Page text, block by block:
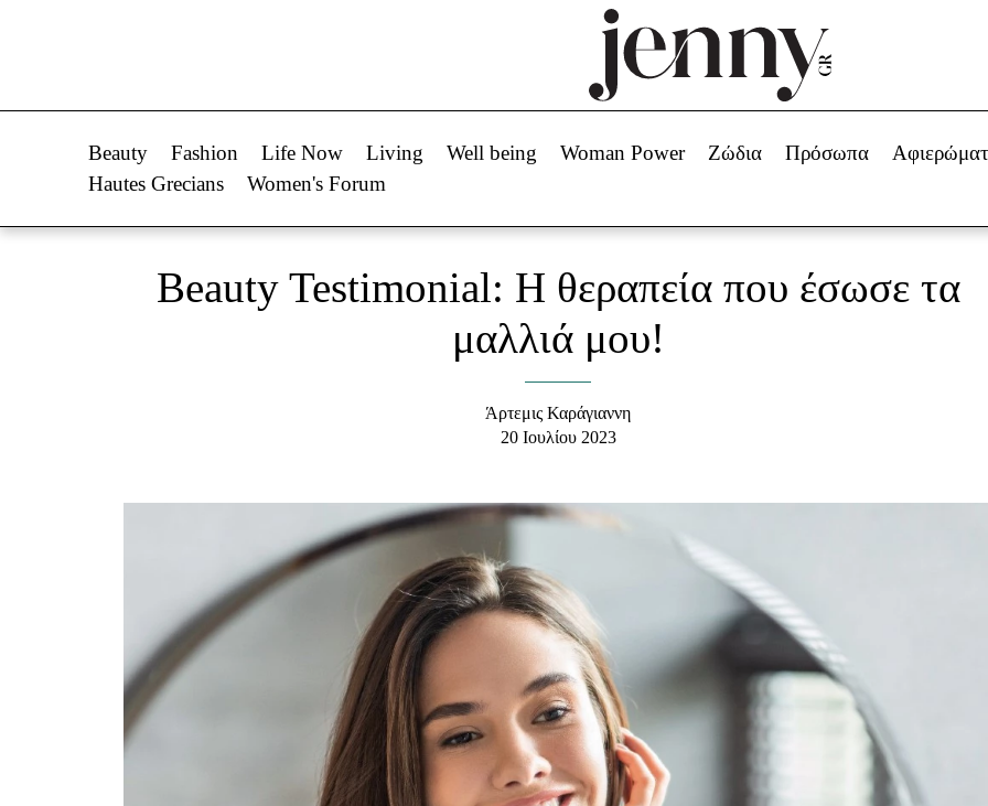
Styling Tips
Fashion News
Beauty -
Ομορφιά
Skincare
Μακιγιάζ
Πρόσωπα
Συνεντεύξεις
Ask the Guru
Success Stories
Αφιερώματα ΒΟΞ Χωρίς Ταμπέλες
Hautes Grecians Γάμος Market News
Beauty Fashion Life Now Living Well being Woman Power Ζώδια Πρόσωπα
Hautes Grecians
Women's Forum
Beauty Testimonial: Η θεραπεία που έσωσε τα
μαλλιά μου!
Άρτεμις Καράγιαννη
20 Ιουλίου 2023